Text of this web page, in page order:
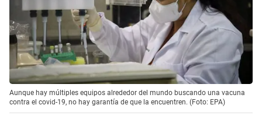
Aunque hay múltiples equipos alrededor del mundo buscando una vacuna
contra el covid-19, no hay garantía de que la encuentren. (Foto: EPA)